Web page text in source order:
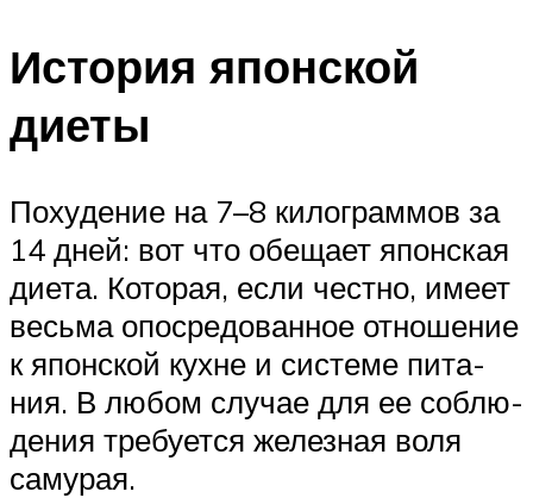
Исто­рия япон­ской
диеты
Поху­де­ние на 7–8 кило­грам­мов за
14 дней: вот что обе­щает япон­ская
диета. Кото­рая, если честно, имеет
весьма опо­сре­до­ван­ное отно­ше­ние
к япон­ской кухне и системе пита­
ния. В любом слу­чае для ее соблю­
де­ния тре­бу­ется желез­ная воля
самурая.